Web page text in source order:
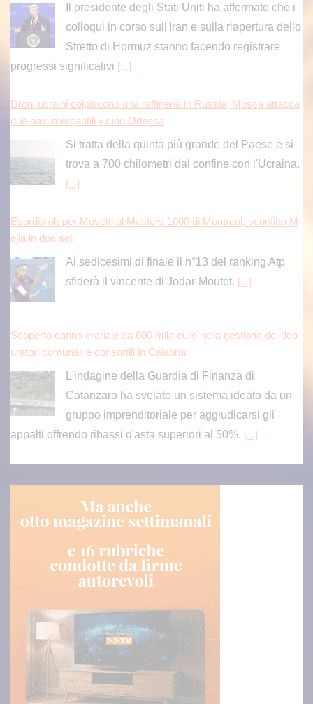
Il presidente degli Stati Uniti ha affermato che i
colloqui in corso sull'Iran e sulla riapertura dello
Stretto di Hormuz stanno facendo registrare
progressi significativi [...]
Droni ucraini colpiscono una raffineria in Russia, Mosca attacca
due navi mercantili vicino Odessa
Si tratta della quinta più grande del Paese e si
trova a 700 chilometri dal confine con l'Ucraina.
[...]
Esordio ok per Musetti al Masters 1000 di Montreal, sconfitto M
ejia in due set
Ai sedicesimi di finale il n°13 del ranking Atp
sfiderà il vincente di Jodar-Moutet. [...]
Scoperto danno erariale da 600 mila euro nella gestione dei dep
uratori comunali e consortili in Calabria
L'indagine della Guardia di Finanza di
Catanzaro ha svelato un sistema ideato da un
gruppo imprenditoriale per aggiudicarsi gli
appalti offrendo ribassi d'asta superiori al 50%. [...]